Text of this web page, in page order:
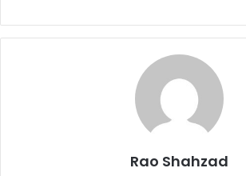
Rao Shahzad